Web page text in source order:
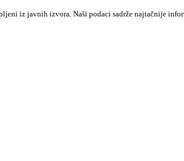
iz javnih izvora. Naši podaci sadrže najtačnije